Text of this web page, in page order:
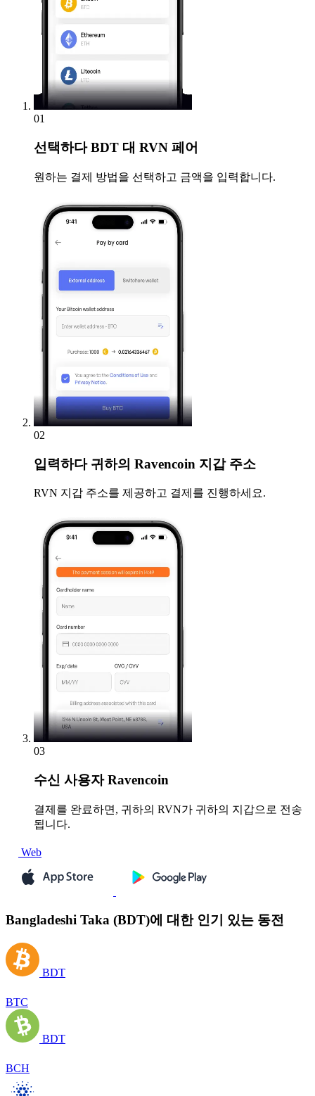
01
선택하다BDT 대 RVN 페어
원하는 결제 방법을 선택하고 금액을 입력합니다.
02
입력하다귀하의 Ravencoin 지갑 주소
RVN 지갑 주소를 제공하고 결제를 진행하세요.
03
수신 사용자 Ravencoin
결제를 완료하면, 귀하의 RVN가 귀하의 지갑으로 전송
됩니다.
Web
Bangladeshi Taka (BDT)에 대한 인기 있는 동전
BDT
BTC
BDT
BCH